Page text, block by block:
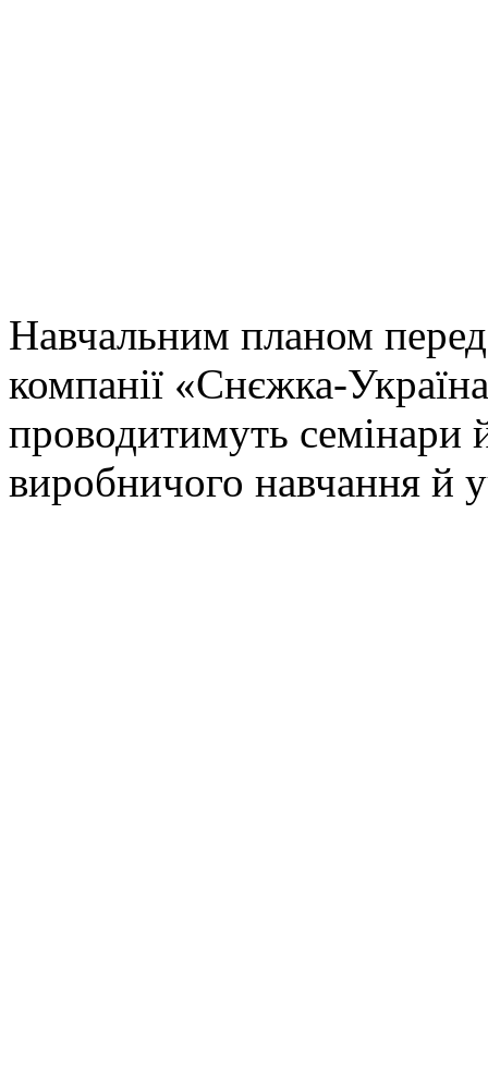
Навчальним планом
компанії «Снєжка-
проводитимуть семінари
виробничого навчання й